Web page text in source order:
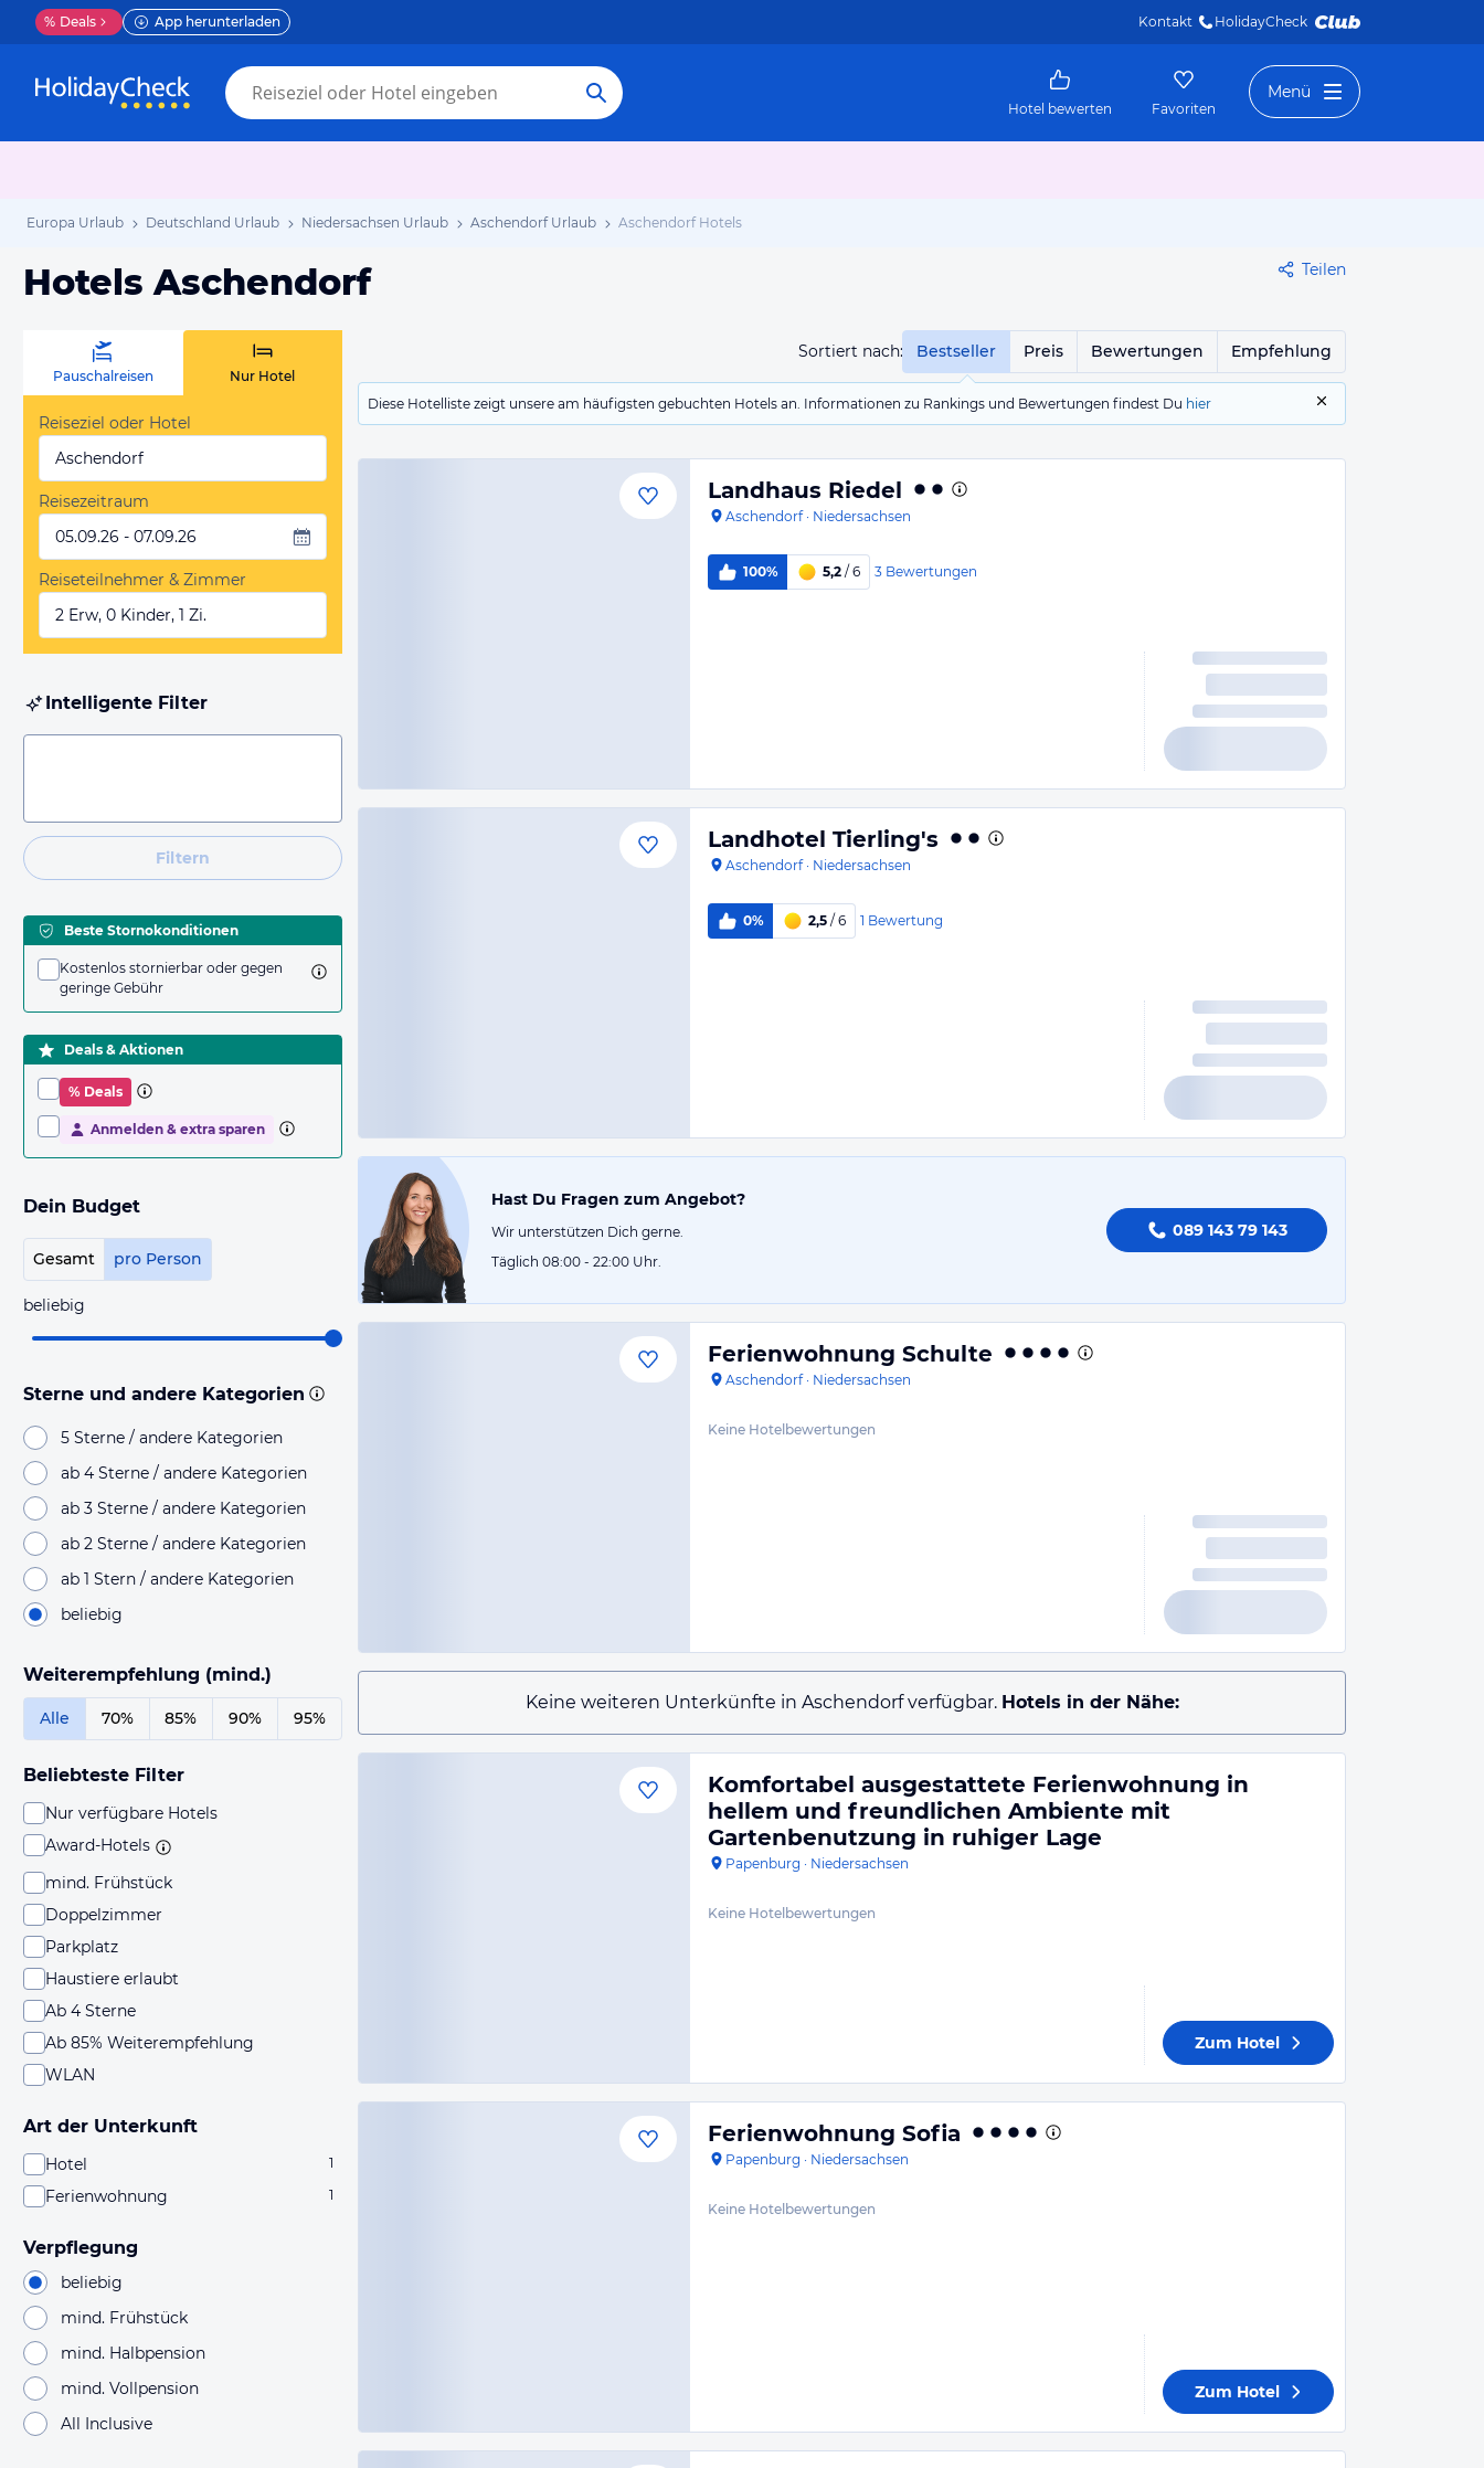
% Deals App herunterladen Kontakt HolidayCheck
Hotel bewerten Favoriten
Menü
Europa Urlaub Deutschland Urlaub Niedersachsen Urlaub Aschendorf Urlaub Aschendorf Hotels
Hotels Aschendorf Teilen
Sortiert nach: Bestseller Preis Bewertungen Empfehlung
Diese Hotelliste zeigt unsere am häufigsten gebuchten Hotels an. Informationen zu Rankings und Bewertungen findest Du hier
Pauschalreisen Nur Hotel
Reiseziel oder Hotel
Aschendorf
Reisezeitraum
05.09.26 - 07.09.26
Reiseteilnehmer & Zimmer
2 Erw, 0 Kinder, 1 Zi.
Intelligente Filter
Filtern
Beste Stornokonditionen
Kostenlos stornierbar oder gegen
geringe Gebühr
Deals & Aktionen
% Deals
Anmelden & extra sparen
Dein Budget
Gesamt pro Person
beliebig
Sterne und andere Kategorien
5 Sterne / andere Kategorien
ab 4 Sterne / andere Kategorien
ab 3 Sterne / andere Kategorien
ab 2 Sterne / andere Kategorien
ab 1 Stern / andere Kategorien
beliebig
Weiterempfehlung (mind.)
Alle 70% 85% 90% 95%
Beliebteste Filter
Nur verfügbare Hotels
Award-Hotels
mind. Frühstück
Doppelzimmer
Parkplatz
Haustiere erlaubt
Ab 4 Sterne
Ab 85% Weiterempfehlung
WLAN
Art der Unterkunft
Hotel 1
Ferienwohnung 1
Verpflegung
beliebig
mind. Frühstück
mind. Halbpension
mind. Vollpension
All Inclusive
Landhaus Riedel
Aschendorf· Niedersachsen
100% 5,2 / 6 3 Bewertungen
Landhotel Tierling's
Aschendorf· Niedersachsen
0% 2,5 / 6 1 Bewertung
Hast Du Fragen zum Angebot?
Wir unterstützen Dich gerne.
Täglich 08:00 - 22:00 Uhr.
089 143 79 143
Ferienwohnung Schulte
Aschendorf· Niedersachsen
Keine Hotelbewertungen
Keine weiteren Unterkünfte in Aschendorf verfügbar. Hotels in der Nähe:
Komfortabel ausgestattete Ferienwohnung in
hellem und freundlichen Ambiente mit
Gartenbenutzung in ruhiger Lage
Papenburg · Niedersachsen
Keine Hotelbewertungen
Zum Hotel
Ferienwohnung Sofia
Papenburg · Niedersachsen
Keine Hotelbewertungen
Zum Hotel